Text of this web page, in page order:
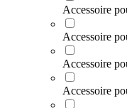
Accessoire
Accessoire
Accessoire
Accessoire